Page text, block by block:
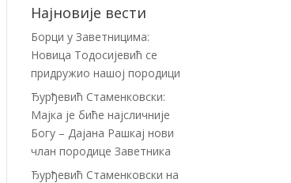
Најновије вести
Борци у Заветницима:
Новица Тодосијевић се
придружио нашој породици
Ђурђевић Стаменковски:
Мајка је биће најсличније
Богу – Дајана Рашкај нови
члан породице Заветника
Ђурђевић Стаменковски на